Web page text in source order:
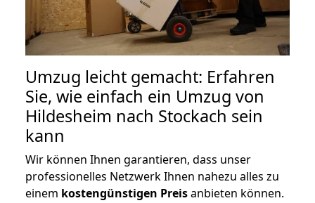
Umzug leicht gemacht: Erfahren
Sie, wie einfach ein Umzug von
Hildesheim nach Stockach sein
kann
Wir können Ihnen garantieren, dass unser
professionelles Netzwerk Ihnen nahezu alles zu
einem kostengünstigen Preisanbieten können.